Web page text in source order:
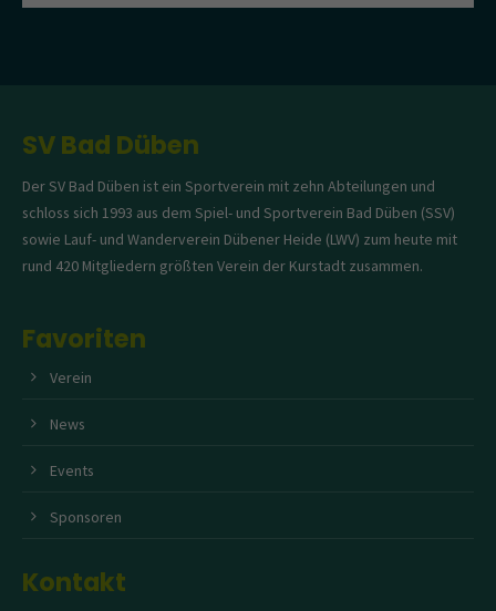
SV Bad Düben
Der SV Bad Düben ist ein Sportverein mit zehn Abteilungen und
schloss sich 1993 aus dem Spiel- und Sportverein Bad Düben (SSV)
sowie Lauf- und Wanderverein Dübener Heide (LWV) zum heute mit
rund 420 Mitgliedern größten Verein der Kurstadt zusammen.
Favoriten
Verein
News
Events
Sponsoren
Kontakt